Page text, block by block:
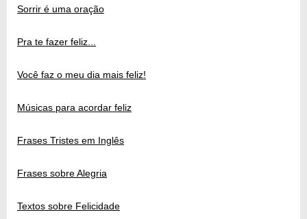
Sorrir é uma oração
Pra te fazer feliz...
Você faz o meu dia mais feliz!
Músicas para acordar feliz
Frases Tristes em Inglês
Frases sobre Alegria
Textos sobre Felicidade